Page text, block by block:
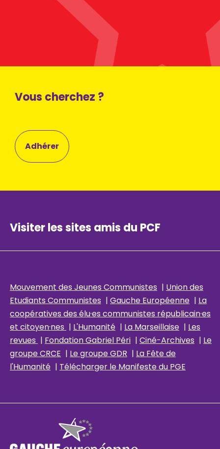
Vous cherchez ?
Adhérer
Visiter les sites amis du PCF
Mouvement des Jeunes Communistes | Union des
Etudiants Communistes | Gauche Européenne | La
coopératives des élu·es communistes républicain·es
et citoyen·nes | L'Humanité | La Marseillaise | Les
revues | Fondation Gabriel Péri | Ciné-Archives | Le
groupe CRCE | Le groupe GDR | La Fête de
l'Humanité | Télécharger le Manifeste du PGE